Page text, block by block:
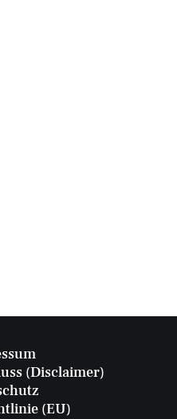
(Disclaimer)
(EU)